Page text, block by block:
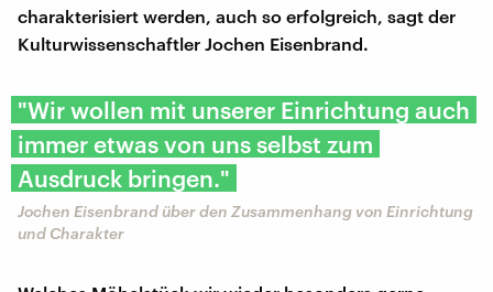
charakterisiert werden, auch so erfolgreich, sagt der
Kulturwissenschaftler Jochen Eisenbrand.
"Wir wollen mit unserer Einrichtung auch
immer etwas von uns selbst zum
Ausdruck bringen."
Jochen Eisenbrand über den Zusammenhang von Einrichtung
und Charakter